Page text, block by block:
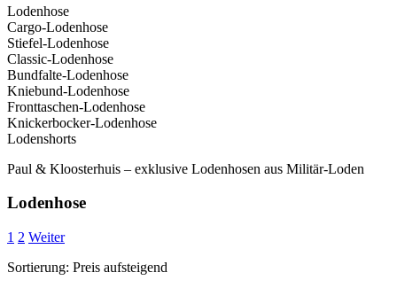
Lodenhose
Cargo-Lodenhose
Stiefel-Lodenhose
Classic-Lodenhose
Bundfalte-Lodenhose
Kniebund-Lodenhose
Fronttaschen-Lodenhose
Knickerbocker-Lodenhose
Lodenshorts
Paul & Kloosterhuis – exklusive Lodenhosen aus Militär-Loden
Lodenhose
1 2 Weiter
Sortierung: Preis aufsteigend